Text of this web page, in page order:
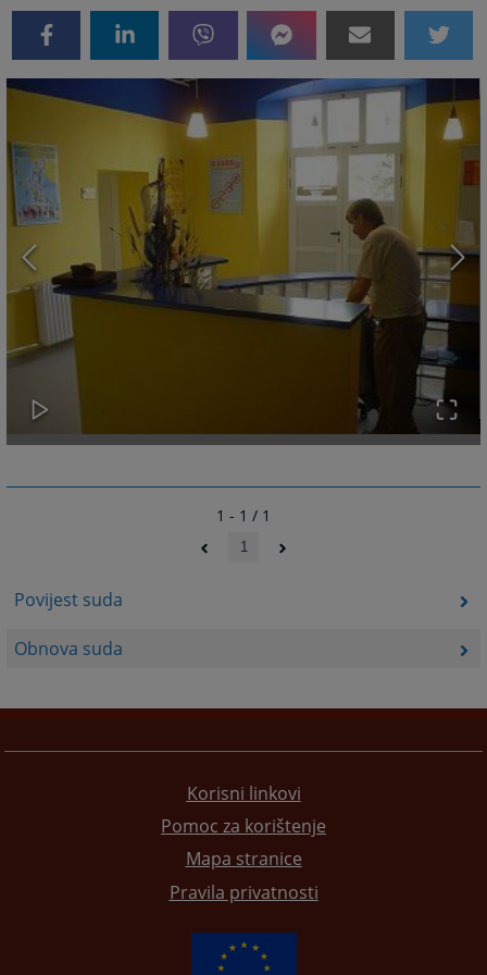
Povijest suda
Obnova suda
1 - 1 / 1
1
Korisni linkovi
Pomoc za korištenje
Mapa stranice
Pravila privatnosti